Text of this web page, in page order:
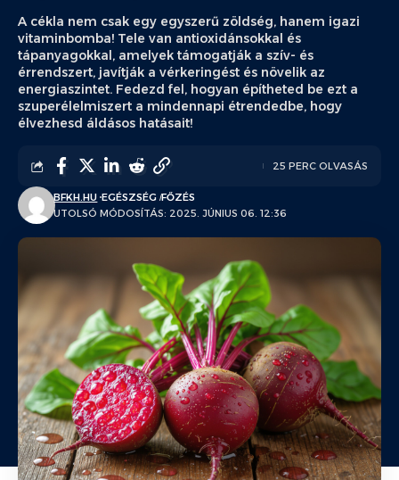
A cékla nem csak egy egyszerű zöldség, hanem igazi
vitaminbomba! Tele van antioxidánsokkal és
tápanyagokkal, amelyek támogatják a szív- és
érrendszert, javítják a vérkeringést és növelik az
energiaszintet. Fedezd fel, hogyan építheted be ezt a
szuperélelmiszert a mindennapi étrendedbe, hogy
élvezhesd áldásos hatásait!
UTOLSÓ MÓDOSÍTÁS: 2025. JÚNIUS 06. 12:36
BFKH.HU EGÉSZSÉG FŐZÉS
25 PERC OLVASÁS